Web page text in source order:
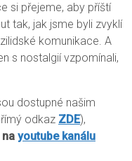
si přejeme, aby příští
tak, jak jsme byli zvyklí
komunikace. A
s nostalgií vzpomínali,
dostupné našim
odkaz ZDE),
youtube kanálu